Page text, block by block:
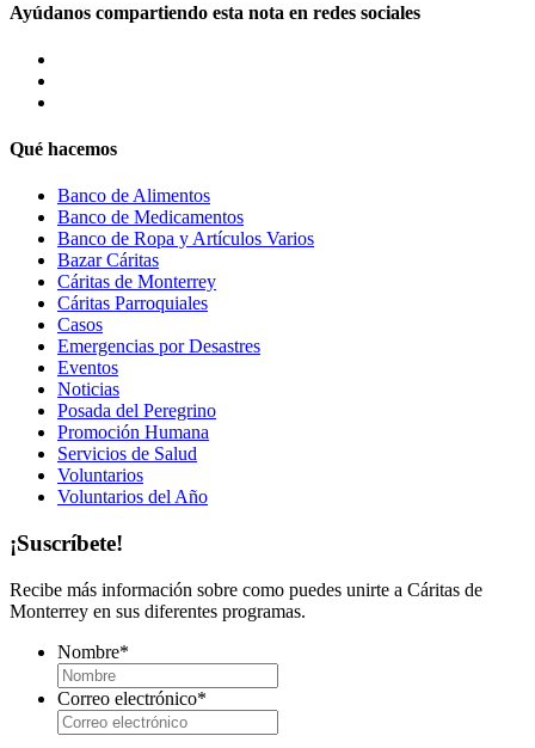
Ayúdanos compartiendo esta nota en redes sociales
Qué hacemos
Banco de Alimentos
Banco de Medicamentos
Banco de Ropa y Artículos Varios
Bazar Cáritas
Cáritas de Monterrey
Cáritas Parroquiales
Casos
Emergencias por Desastres
Eventos
Noticias
Posada del Peregrino
Promoción Humana
Servicios de Salud
Voluntarios
Voluntarios del Año
¡Suscríbete!
Recibe más información sobre como puedes unirte a Cáritas de
Monterrey en sus diferentes programas.
Nombre*
Correo electrónico*